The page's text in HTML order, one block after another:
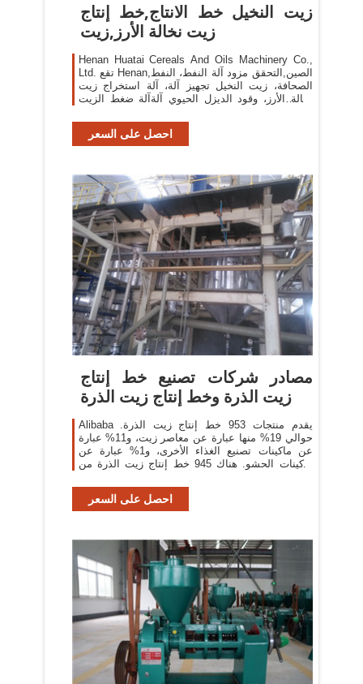
زيت النخيل خط الانتاج,خط إنتاج
زيت نخالة الأرز,زيت
Henan Huatai Cereals And Oils Machinery Co.,
Ltd. تقع Henan,الصين,التحقق مزود آلة النفط، النفط
الصحافة، زيت النخيل تجهيز آلة، آلة استخراج زيت
نخالة الأرز، وقود الديزل الحيوي آلةآلة ضغط الزيت
احصل على السعر
مصادر شركات تصنيع خط إنتاج
زيت الذرة وخط إنتاج زيت الذرة
Alibaba يقدم منتجات 953 خط إنتاج زيت الذرة.
حوالي 19% منها عبارة عن معاصر زيت، و11% عبارة
عن ماكينات تصنيع الغذاء الأخرى، و1% عبارة عن
ماكينات الحشو. هناك 945 خط إنتاج زيت الذرة من
احصل على السعر